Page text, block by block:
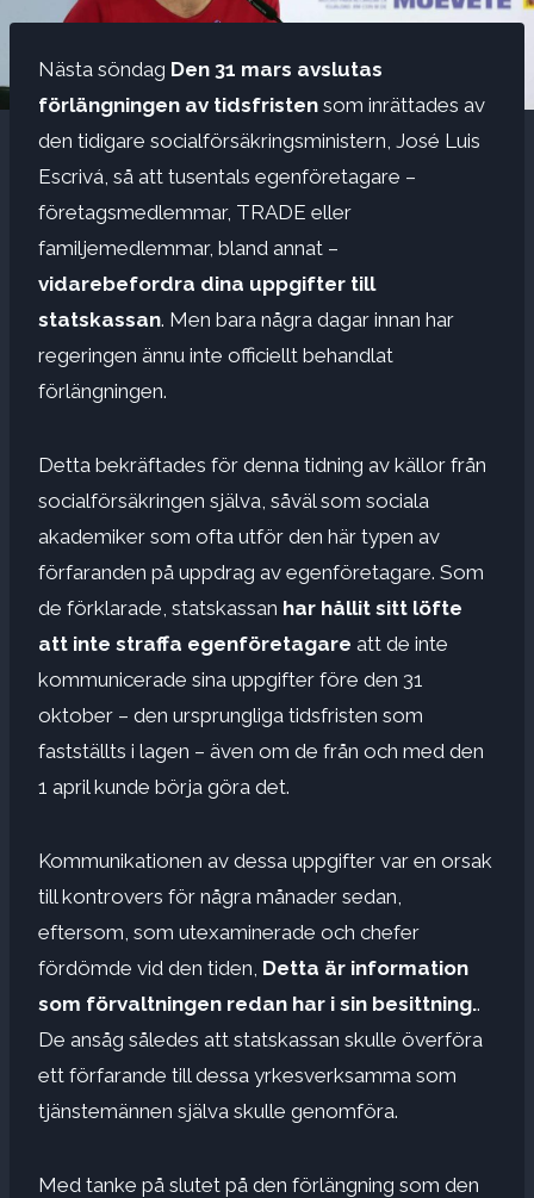
Nästa söndag Den 31 mars avslutas
förlängningen av tidsfristen som inrättades av
den tidigare socialförsäkringsministern, José Luis
Escrivá, så att tusentals egenföretagare –
företagsmedlemmar, TRADE eller
familjemedlemmar, bland annat –
vidarebefordra dina uppgifter till
statskassan. Men bara några dagar innan har
regeringen ännu inte officiellt behandlat
förlängningen.
Detta bekräftades för denna tidning av källor från
socialförsäkringen själva, såväl som sociala
akademiker som ofta utför den här typen av
förfaranden på uppdrag av egenföretagare. Som
de förklarade, statskassan har hållit sitt löfte
att inte straffa egenföretagare att de inte
kommunicerade sina uppgifter före den 31
oktober – den ursprungliga tidsfristen som
fastställts i lagen – även om de från och med den
1 april kunde börja göra det.
Kommunikationen av dessa uppgifter var en orsak
till kontrovers för några månader sedan,
eftersom, som utexaminerade och chefer
fördömde vid den tiden, Detta är information
som förvaltningen redan har i sin besittning..
De ansåg således att statskassan skulle överföra
ett förfarande till dessa yrkesverksamma som
tjänstemännen själva skulle genomföra.
Med tanke på slutet på den förlängning som den